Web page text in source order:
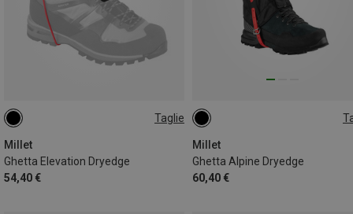
Taglie
Millet
Ghetta Elevation Dryedge
54,40 €
L
Millet
Ghetta Alpine Dryedge
60,40 €
M